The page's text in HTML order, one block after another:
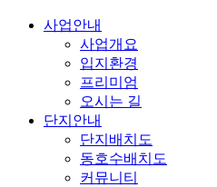
사업안내
사업개요
입지환경
프리미엄
오시는 길
단지안내
단지배치도
동호수배치도
커뮤니티